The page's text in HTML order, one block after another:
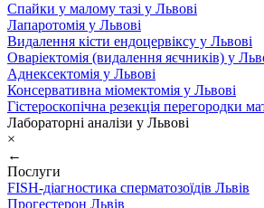
Спайки у малому тазі у Львові
Лапаротомія у Львові
Видалення кісти ендоцервіксу у Львові
Оваріектомія (видалення яєчників) у
Аднексектомія у Львові
Консервативна міомектомія у Львові
Гістероскопічна резекція перегородки
Лабораторні аналізи у Львові
×
←
Послуги
FISH-діагностика сперматозоїдів Львів
Прогестерон Львів